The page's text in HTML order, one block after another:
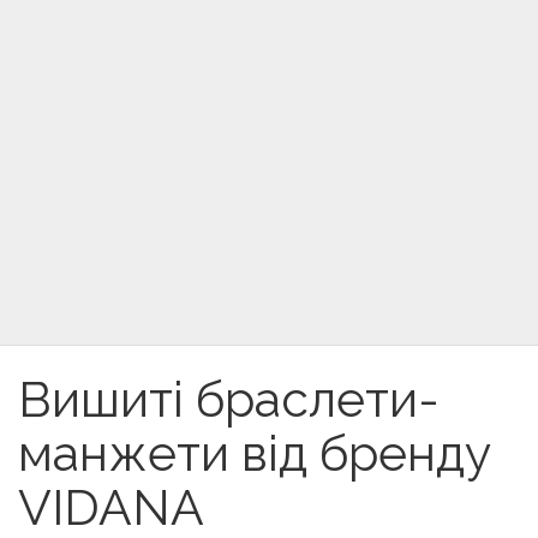
Вишиті браслети-
манжети від бренду
VIDANA